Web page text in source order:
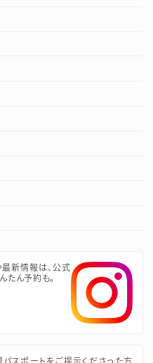
新情報は、公式
たん予約も。
スポートをご提示くださった方